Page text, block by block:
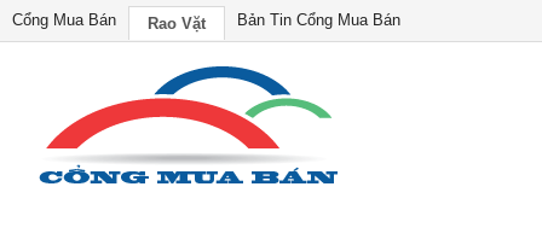
Cổng Mua Bán Rao Vặt Bản Tin Cổng Mua Bán